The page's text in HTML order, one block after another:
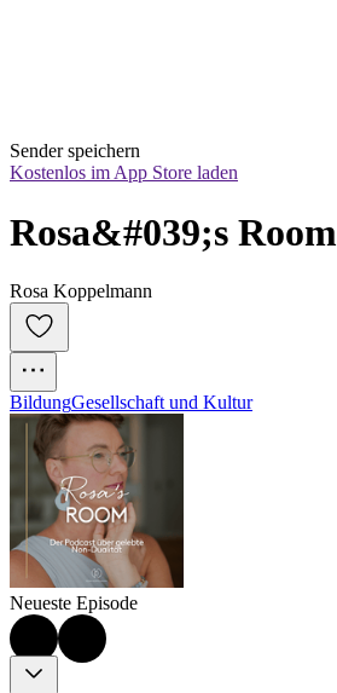
Sender speichern
Kostenlos im App Store laden
Rosa&#039;s Room
Rosa Koppelmann
BildungGesellschaft und Kultur
Neueste Episode